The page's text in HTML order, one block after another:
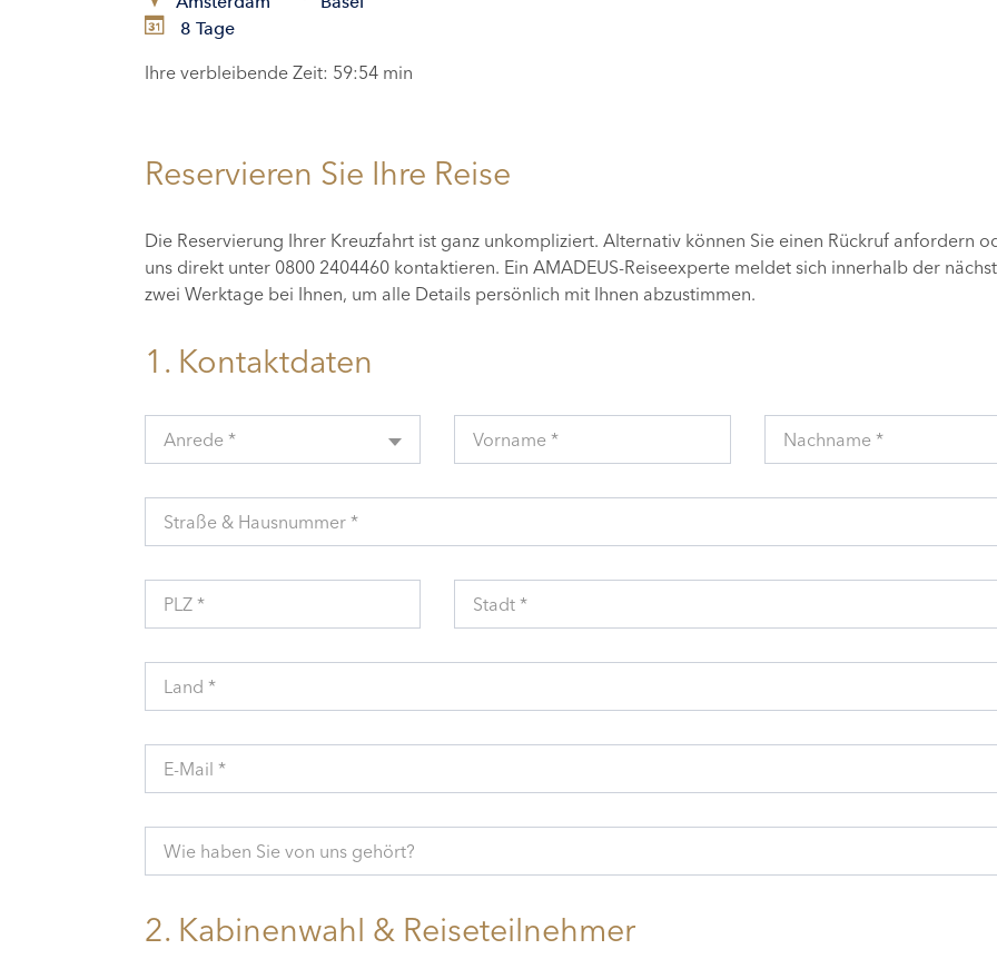
8 Tage
Ihre verbleibende Zeit: 59:52 min
Reservieren Sie Ihre Reise
Die Reservierung Ihrer Kreuzfahrt ist ganz unkompliziert. Alternativ können Sie einen Rückruf anfordern
uns direkt unter 0800 2404460 kontaktieren. Ein AMADEUS-Reiseexperte meldet sich innerhalb der
zwei Werktage bei Ihnen, um alle Details persönlich mit Ihnen abzustimmen.
1. Kontaktdaten
Anrede * Vorname * Nachname *
Straße & Hausnummer *
PLZ * Stadt *
Land *
E-Mail *
Wie haben Sie von uns gehört?
2. Kabinenwahl & Reiseteilnehmer